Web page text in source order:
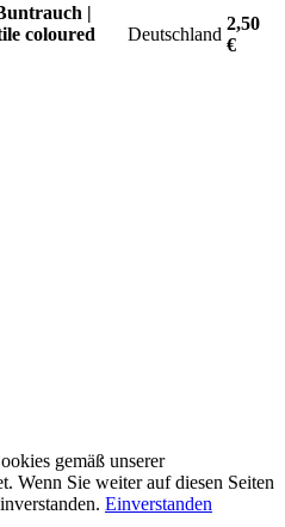
|
coloured
Deutschland
2,50
€
gemäß unserer
Wenn Sie weiter auf diesen Seiten
Einverstanden